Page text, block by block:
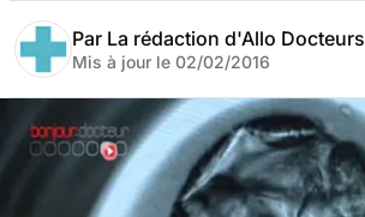
Par La rédaction d'Allo Docteurs
Mis à jour le 02/02/2016